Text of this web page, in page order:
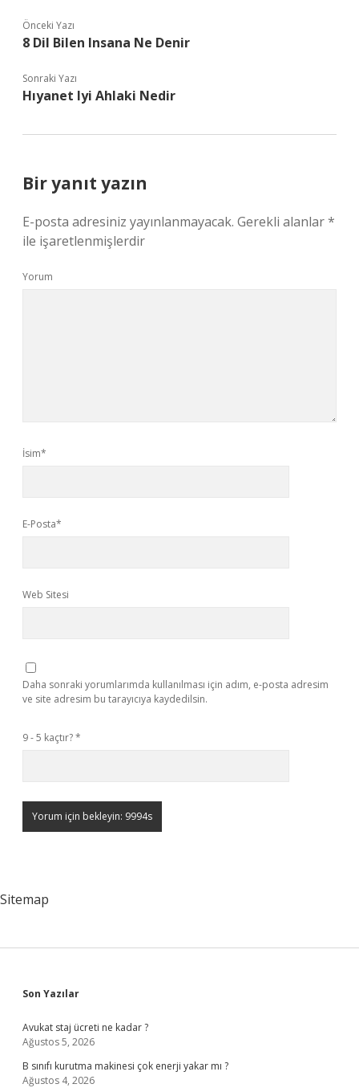
Önceki Yazı
8 Dil Bilen Insana Ne Denir
Sonraki Yazı
Hıyanet Iyi Ahlaki Nedir
Bir yanıt yazın
E-posta adresiniz yayınlanmayacak. Gerekli alanlar*
ile işaretlenmişlerdir
Yorum
İsim*
E-Posta*
Web Sitesi
Daha sonraki yorumlarımda kullanılması için adım, e-posta adresim
ve site adresim bu tarayıcıya kaydedilsin.
9 - 5 kaçtır?*
Sitemap
Sidebar
Son Yazılar
Avukat staj ücreti ne kadar ?
Ağustos 5, 2026
B sınıfı kurutma makinesi çok enerji yakar mı ?
Ağustos 4, 2026